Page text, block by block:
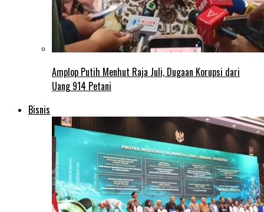
Amplop Putih Menhut Raja Juli, Dugaan Korupsi dari
Uang 914 Petani
Bisnis